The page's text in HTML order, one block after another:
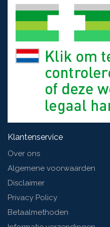
Klantenservice
Over ons
Algemene voorwaarden
Disclaimer
Privacy Policy
Betaalmethoden